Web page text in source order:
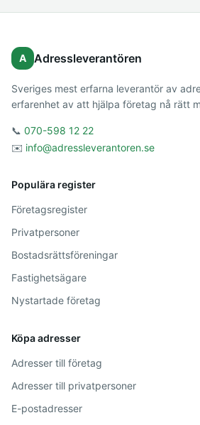
A Adressleverantören
Sveriges mest erfarna leverantör av
erfarenhet av att hjälpa företag nå rätt
📞 070-598 12 22
✉️ info@adressleverantoren.se
Populära register
Företagsregister
Privatpersoner
Bostadsrättsföreningar
Fastighetsägare
Nystartade företag
Köpa adresser
Adresser till företag
Adresser till privatpersoner
E-postadresser